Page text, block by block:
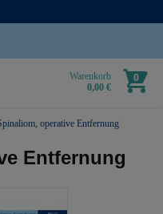
Warenkorb
0,00 €
0
operative Entfernung
Entfernung